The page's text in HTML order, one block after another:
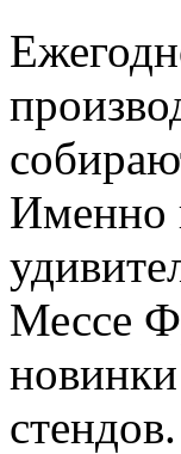
Именно
Мессе
стендов.